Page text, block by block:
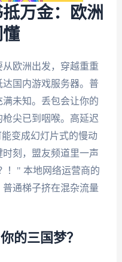
万金：欧洲
欧洲出发，穿越重重
国内游戏服务器。普
未知。丢包会让你的
尖已到咽喉。高延迟
变成幻灯片式的慢动
刻，盟友频道里一声
！" 本地网络运营商的
通梯子挤在混杂流量
的三国梦？